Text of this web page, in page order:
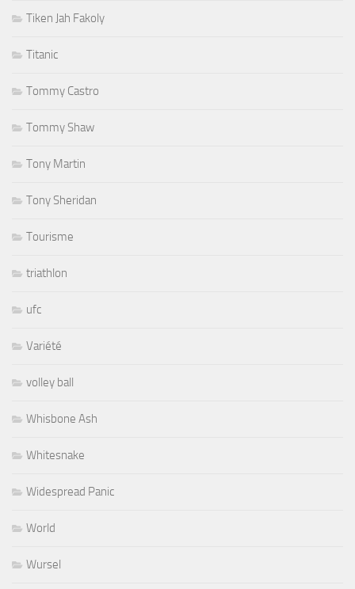
Tiken Jah Fakoly
Titanic
Tommy Castro
Tommy Shaw
Tony Martin
Tony Sheridan
Tourisme
triathlon
ufc
Variété
volley ball
Whisbone Ash
Whitesnake
Widespread Panic
World
Wursel